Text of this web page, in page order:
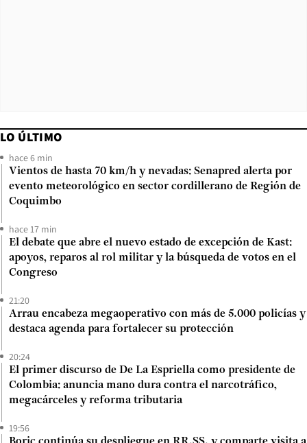
LO ÚLTIMO
hace 6 min
Vientos de hasta 70 km/h y nevadas: Senapred alerta por
evento meteorológico en sector cordillerano de Región de
Coquimbo
hace 17 min
El debate que abre el nuevo estado de excepción de Kast:
apoyos, reparos al rol militar y la búsqueda de votos en el
Congreso
21:20
Arrau encabeza megaoperativo con más de 5.000 policías y
destaca agenda para fortalecer su protección
20:24
El primer discurso de De La Espriella como presidente de
Colombia: anuncia mano dura contra el narcotráfico,
megacárceles y reforma tributaria
19:56